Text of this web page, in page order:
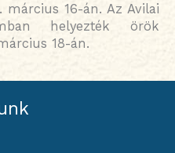
március 16-án. Az Avilai
helyezték örök
18-án.